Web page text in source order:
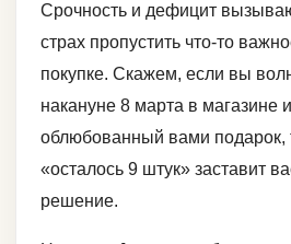
Срочность и дефицит
страх пропустить что-то
покупке. Скажем, если вы
накануне 8 марта в магазине
облюбованный вами подарок,
«осталось 9 штук» заставит
решение.